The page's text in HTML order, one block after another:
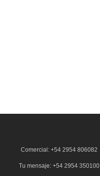
Comercial: +54 2954 806082
Tu mensaje: +54 2954 350100